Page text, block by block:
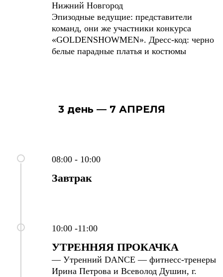
Нижний Новгород
Эпизодные ведущие: представители
команд, они же участники конкурса
«GOLDENSHOWMEN». Дресс-код: черно
белые парадные платья и костюмы
3 день — 7 АПРЕЛЯ
08:00 - 10:00
Завтрак
10:00 -11:00
УТРЕННЯЯ ПРОКАЧКА
— Утренний DANCE — фитнесс-тренеры
Ирина Петрова и Всеволод Душин, г.